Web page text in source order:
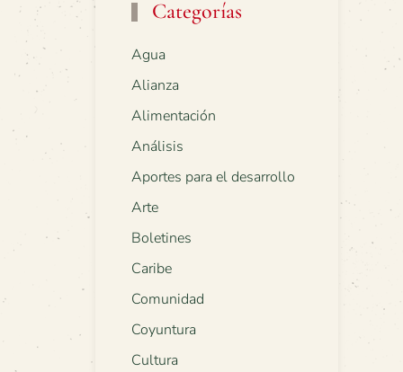
Categorías
Agua
Alianza
Alimentación
Análisis
Aportes para el desarrollo
Arte
Boletines
Caribe
Comunidad
Coyuntura
Cultura